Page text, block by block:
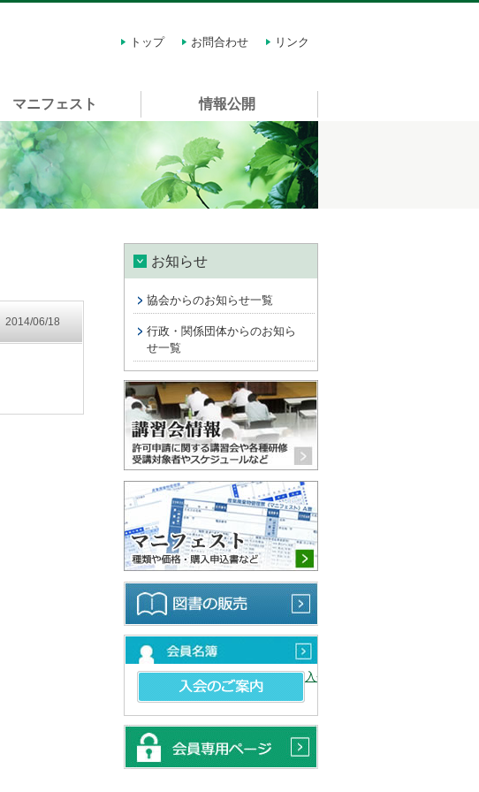
トップ
お問合わせ リンク
マニフェスト 情報公開
2014/06/18
お知らせ
協会からのお知らせ一覧
行政・関係団体からのお知ら
せ一覧
入会のご案内